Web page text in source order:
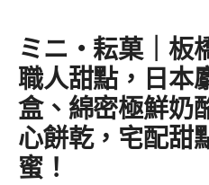
ミニ・耘菓｜板
職人甜點，日本
盒、綿密極鮮奶
心餅乾，宅配甜
蜜！